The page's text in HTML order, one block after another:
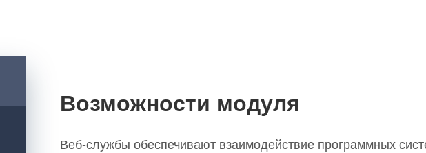
Возможности модуля
Веб-службы обеспечивают взаимодействие программных